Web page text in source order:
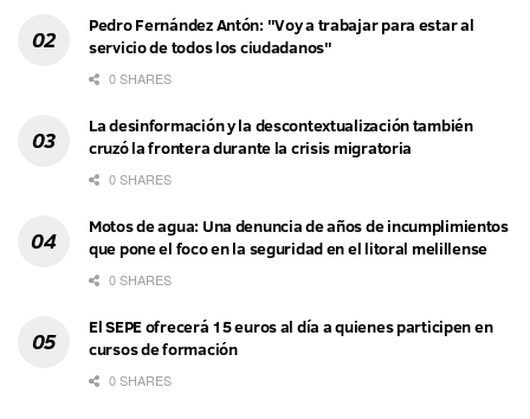
Pedro Fernández Antón: "Voy a trabajar para estar al
servicio de todos los ciudadanos"
0 SHARES
La desinformación y la descontextualización también
cruzó la frontera durante la crisis migratoria
0 SHARES
Motos de agua: Una denuncia de años de incumplimientos
que pone el foco en la seguridad en el litoral melillense
0 SHARES
El SEPE ofrecerá 15 euros al día a quienes participen en
cursos de formación
0 SHARES